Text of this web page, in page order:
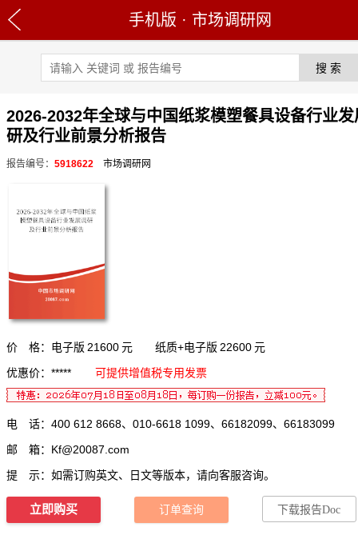
手机版 · 市场调研网
2026-2032年全球与中国纸浆模塑餐具设备行业发
研及行业前景分析报告
报告编号： 5918622 市场调研网
价 格：电子版 21600 元 纸质+电子版 22600 元
优惠价：*****
可提供增值税专用发票
电 话：400 612 8668、010-6618 1099、66182099、66183099
邮 箱： Kf@20087.com
提 示：如需订购英文、日文等版本，请向客服咨询。
立即购买 订单查询 下载报告Doc